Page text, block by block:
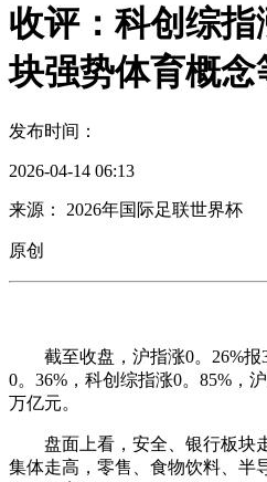
收评：科创综
块强势体育概念
发布时间：
2026-04-14 06:13
来源： 2026年国际足联世界杯
原创
截至收盘，沪指涨0。26%报
0。36%，科创综指涨0。85%，
万亿元。
盘面上看，安全、银行板块
集体走高，零售、食物饮料、半